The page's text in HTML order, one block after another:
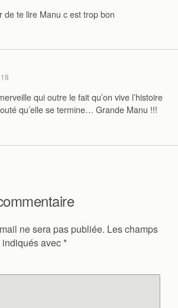
de te lire Manu c est trop bon
qui outre le fait qu’on vive l’histoire
qu’elle se termine… Grande Manu !!!
ne sera pas publiée. Les champs
avec *